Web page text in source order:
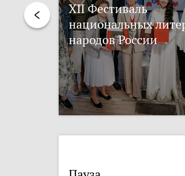
XII Фестиваль
национальных
народов России